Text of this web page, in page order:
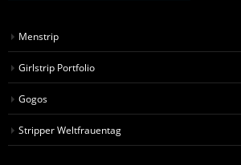
Menstrip
Girlstrip Portfolio
Gogos
Stripper Weltfrauentag